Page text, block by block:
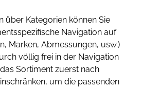
über Kategorien können Sie
Navigation auf
Marken, Abmessungen, usw.)
völlig frei in der Navigation
Sortiment zuerst nach
um die passenden